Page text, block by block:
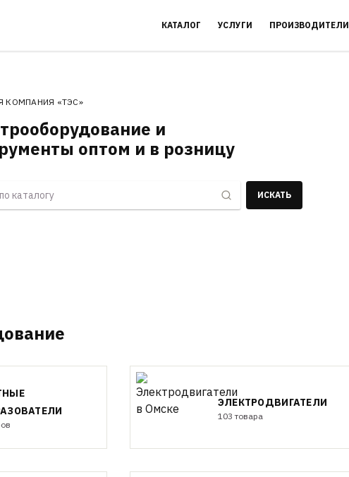
КАТАЛОГ УСЛУГИ ПРОИЗВОДИТЕЛИ
КОМПАНИЯ «ТЭС»
и
оптом и в розницу
ИСКАТЬ
ЭЛЕКТРОДВИГАТЕЛИ
103 товара